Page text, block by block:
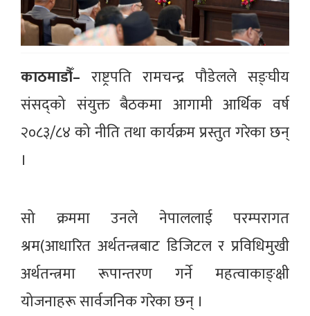
काठमाडौँ– राष्ट्रपति रामचन्द्र पौडेलले सङ्घीय
संसद्को संयुक्त बैठकमा आगामी आर्थिक वर्ष
२०८३/८४ को नीति तथा कार्यक्रम प्रस्तुत गरेका छन्
।
सो क्रममा उनले नेपाललाई परम्परागत
श्रम(आधारित अर्थतन्त्रबाट डिजिटल र प्रविधिमुखी
अर्थतन्त्रमा रूपान्तरण गर्ने महत्वाकाङ्क्षी
योजनाहरू सार्वजनिक गरेका छन् ।